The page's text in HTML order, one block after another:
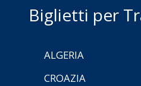
Biglietti per
ALGERIA
CROAZIA